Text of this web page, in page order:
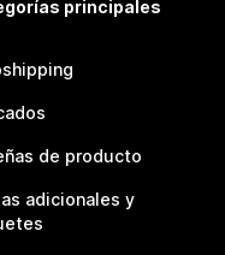
principales
de producto
adicionales y